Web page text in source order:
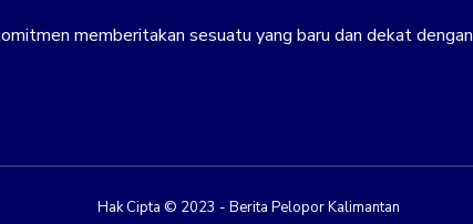
memberitakan sesuatu yang baru dan dekat dengan
Hak Cipta © 2023 - Berita Pelopor Kalimantan